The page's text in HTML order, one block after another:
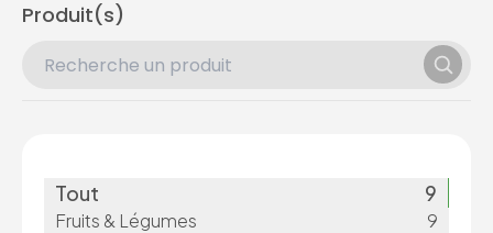
Produit(s)
Tout 9
Fruits & Légumes 9